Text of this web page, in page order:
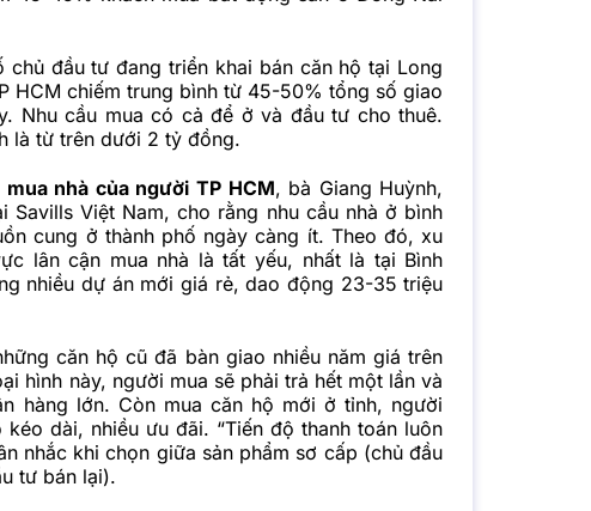
đầu tư đang triển khai bán căn hộ tại Long
HCM chiếm trung bình từ 45-50% tổng số giao
Nhu cầu mua có cả để ở và đầu tư cho thuê.
là từ trên dưới 2 tỷ đồng.
nhà của người TP HCM, bà Giang Huỳnh,
Savills Việt Nam, cho rằng nhu cầu nhà ở bình
cung ở thành phố ngày càng ít. Theo đó, xu
lân cận mua nhà là tất yếu, nhất là tại Bình
nhiều dự án mới giá rẻ, dao động 23-35 triệu
căn hộ cũ đã bàn giao nhiều năm giá trên
hình này, người mua sẽ phải trả hết một lần và
hàng lớn. Còn mua căn hộ mới ở tỉnh, người
dài, nhiều ưu đãi. “Tiến độ thanh toán luôn
nhắc khi chọn giữa sản phẩm sơ cấp (chủ đầu
tư bán lại).